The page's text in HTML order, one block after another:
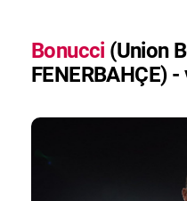
Bonucci (Union
FENERBAHÇE)